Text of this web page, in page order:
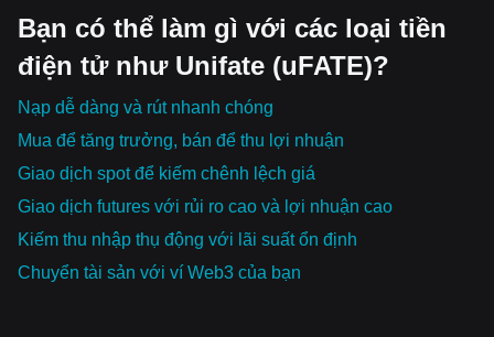
Bạn có thể làm gì với các loại tiền
điện tử như Unifate (uFATE)?
Nạp dễ dàng và rút nhanh chóng
Mua để tăng trưởng, bán để thu lợi nhuận
Giao dịch spot để kiếm chênh lệch giá
Giao dịch futures với rủi ro cao và lợi nhuận cao
Kiếm thu nhập thụ động với lãi suất ổn định
Chuyển tài sản với ví Web3 của bạn